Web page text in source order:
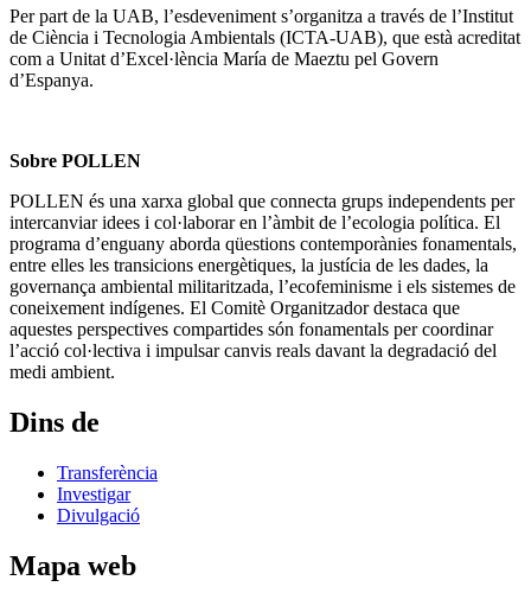
Per part de la UAB, l’esdeveniment s’organitza a través de l’Institut
de Ciència i Tecnologia Ambientals (ICTA-UAB), que està acreditat
com a Unitat d’Excel·lència María de Maeztu pel Govern
d’Espanya.
Sobre POLLEN
POLLEN és una xarxa global que connecta grups independents per
intercanviar idees i col·laborar en l’àmbit de l’ecologia política. El
programa d’enguany aborda qüestions contemporànies fonamentals,
entre elles les transicions energètiques, la justícia de les dades, la
governança ambiental militaritzada, l’ecofeminisme i els sistemes de
coneixement indígenes. El Comitè Organitzador destaca que
aquestes perspectives compartides són fonamentals per coordinar
l’acció col·lectiva i impulsar canvis reals davant la degradació del
medi ambient.
Dins de
Transferència
Investigar
Divulgació
Mapa web